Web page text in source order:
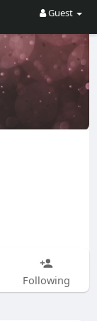
Guest
Following